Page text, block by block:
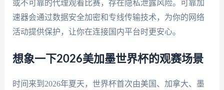
或不可靠的代理观看比赛，存在隐私泄露风险。可靠加
速器会通过数据安全加密和专线传输技术，为你的网络
活动提供保护，让你在连接国内平台时更安心。
想象一下2026美加墨世界杯的观赛场景
时间来到2026年夏天，世界杯首次由美国、加拿大、墨